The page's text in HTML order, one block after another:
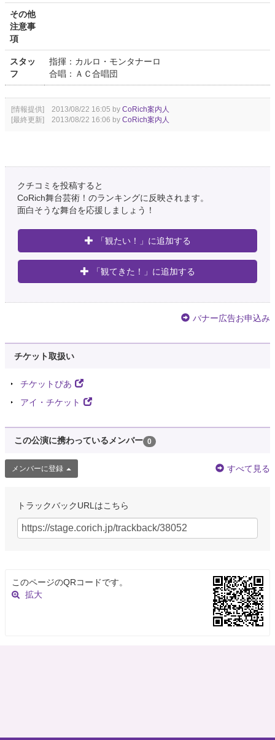
その他
注意事
項
スタッ
フ
指揮：カルロ・モンタナーロ
合唱：ＡＣ合唱団
[情報提供] 2013/08/22 16:05 by CoRich案内人
[最終更新] 2013/08/22 16:06 by CoRich案内人
クチコミを投稿すると
CoRich舞台芸術！のランキングに反映されます。
面白そうな舞台を応援しましょう！
「観たい！」に追加する
「観てきた！」に追加する
バナー広告お申込み
チケット取扱い
チケットぴあ
アイ・チケット
この公演に携わっているメンバー 0
メンバーに登録 すべて見る
トラックバックURLはこちら
このページのQRコードです。
拡大